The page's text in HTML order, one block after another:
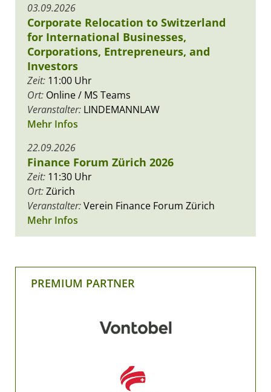
03.09.2026
Corporate Relocation to Switzerland
for International Businesses,
Corporations, Entrepreneurs, and
Investors
Zeit: 11:00 Uhr
Ort: Online / MS Teams
Veranstalter: LINDEMANNLAW
Mehr Infos
22.09.2026
Finance Forum Zürich 2026
Zeit: 11:30 Uhr
Ort:Zürich
Veranstalter:Verein Finance Forum Zürich
Mehr Infos
PREMIUM PARTNER